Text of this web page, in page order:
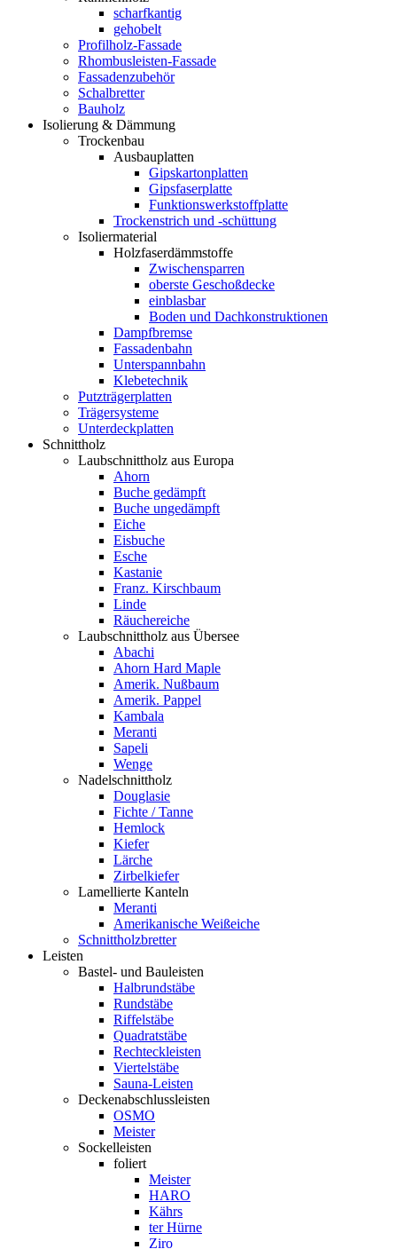
scharfkantig
gehobelt
Profilholz-Fassade
Rhombusleisten-Fassade
Fassadenzubehör
Schalbretter
Bauholz
Isolierung & Dämmung
Trockenbau
Ausbauplatten
Gipskartonplatten
Gipsfaserplatte
Funktionswerkstoffplatte
Trockenstrich und -schüttung
Isoliermaterial
Holzfaserdämmstoffe
Zwischensparren
oberste Geschoßdecke
einblasbar
Boden und Dachkonstruktionen
Dampfbremse
Fassadenbahn
Unterspannbahn
Klebetechnik
Putzträgerplatten
Trägersysteme
Unterdeckplatten
Schnittholz
Laubschnittholz aus Europa
Ahorn
Buche gedämpft
Buche ungedämpft
Eiche
Eisbuche
Esche
Kastanie
Franz. Kirschbaum
Linde
Räuchereiche
Laubschnittholz aus Übersee
Abachi
Ahorn Hard Maple
Amerik. Nußbaum
Amerik. Pappel
Kambala
Meranti
Sapeli
Wenge
Nadelschnittholz
Douglasie
Fichte / Tanne
Hemlock
Kiefer
Lärche
Zirbelkiefer
Lamellierte Kanteln
Meranti
Amerikanische Weißeiche
Schnittholzbretter
Leisten
Bastel- und Bauleisten
Halbrundstäbe
Rundstäbe
Riffelstäbe
Quadratstäbe
Rechteckleisten
Viertelstäbe
Sauna-Leisten
Deckenabschlussleisten
OSMO
Meister
Sockelleisten
foliert
Meister
HARO
Kährs
ter Hürne
Ziro